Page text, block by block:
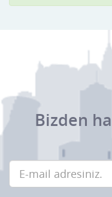
Bizden